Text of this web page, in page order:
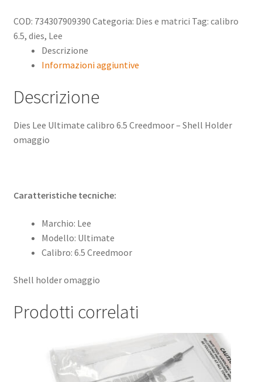
COD: 734307909390 Categoria: Dies e matrici Tag: calibro
6.5, dies, Lee
Descrizione
Informazioni aggiuntive
Descrizione
Dies Lee Ultimate calibro 6.5 Creedmoor – Shell Holder
omaggio
Caratteristiche tecniche:
Marchio: Lee
Modello: Ultimate
Calibro: 6.5 Creedmoor
Shell holder omaggio
Prodotti correlati